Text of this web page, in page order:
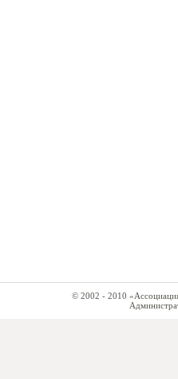
© 2002 - 2010 «Ассоциация